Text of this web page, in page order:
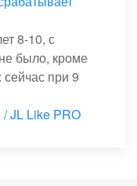
8-10, с
было, кроме
при 9
JL Like PRO